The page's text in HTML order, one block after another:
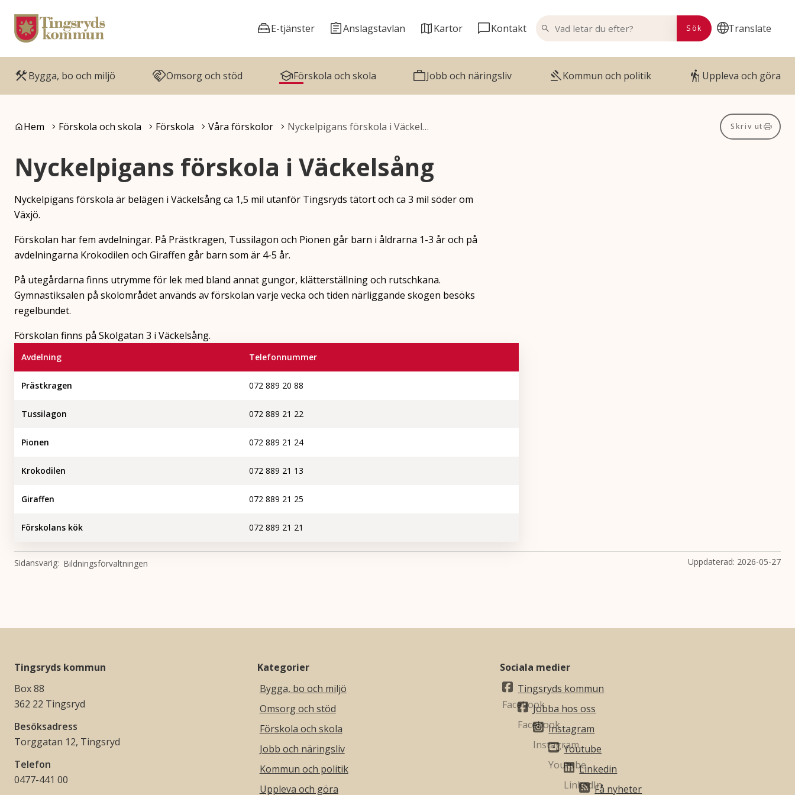
Gå till innehåll
Gå till huvudmeny
Translate
E-tjänster Anslagstavlan Kartor Kontakt
VAD LETAR DU EFTER?
Sök
Bygga, bo och miljö Omsorg och stöd Förskola och skola Jobb och näringsliv Kommun och politik Uppleva och göra
Du är här:
Hem Förskola och skola Förskola Våra förskolor Nyckelpigans förskola i Väckel… Skriv ut
Nyckelpigans förskola i Väckelsång
Nyckelpigans förskola är belägen i Väckelsång ca 1,5 mil utanför Tingsryds tätort och ca 3 mil söder om
Växjö.
Förskolan har fem avdelningar. På Prästkragen, Tussilagon och Pionen går barn i åldrarna 1-3 år och på
avdelningarna Krokodilen och Giraffen går barn som är 4-5 år.
På utegårdarna finns utrymme för lek med bland annat gungor, klätterställning och rutschkana.
Gymnastiksalen på skolområdet används av förskolan varje vecka och tiden närliggande skogen besöks
regelbundet.
Förskolan finns på Skolgatan 3 i Väckelsång.
Avdelning Telefonnummer
Prästkragen 072 889 20 88
Tussilagon 072 889 21 22
Pionen 072 889 21 24
Krokodilen 072 889 21 13
Giraffen 072 889 21 25
Förskolans kök 072 889 21 21
Bildningsförvaltningen
Sidansvarig Uppdaterad: 2026-05-27
Tingsryds kommun
Box 88
362 22 Tingsryd
Besöksadress
Torggatan 12, Tingsryd
Telefon
0477-441 00
Kategorier
Bygga, bo och miljö
Omsorg och stöd
Förskola och skola
Jobb och näringsliv
Kommun och politik
Uppleva och göra
Sociala medier
Tingsryds kommun
Jobba hos oss
Instagram
Youtube
Linkedin
Få nyheter